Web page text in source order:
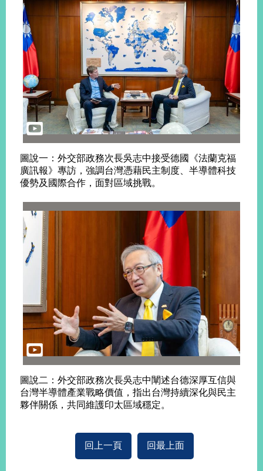
權
保
護
及
資
訊
安
全
政
策
無
障
礙
網
說
明
聯
絡
我
圖說一：外交部政務次長吳志中接受德國《法蘭克福
廣訊報》專訪，強調台灣憑藉民主制度、半導體科技
優勢及國際合作，面對區域挑戰。
圖說二：外交部政務次長吳志中闡述台德深厚互信與
台灣半導體產業戰略價值，指出台灣持續深化與民主
夥伴關係，共同維護印太區域穩定。
回上一頁 回最上面